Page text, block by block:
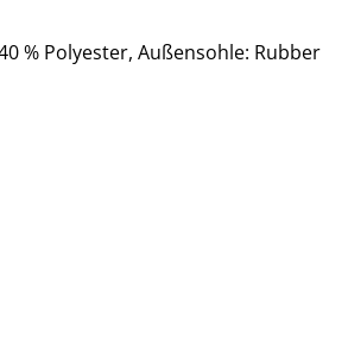
% Polyester, Außensohle: Rubber